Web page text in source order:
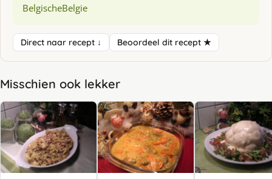
BelgischeBelgie
Direct naar recept ↓ Beoordeel dit recept ★
Misschien ook lekker